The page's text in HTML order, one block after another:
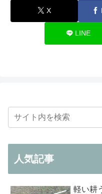
X
LINE
人気記事
軽い耕